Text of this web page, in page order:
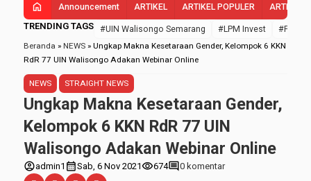
home Announcement ARTIKEL ARTIKEL POPULER ARTIKEL
TRENDING TAGS #UIN Walisongo Semarang #LPM Invest
#FEBI
Beranda » NEWS » Ungkap Makna Kesetaraan Gender, Kelompok 6 KKN
RdR 77 UIN Walisongo Adakan Webinar Online
NEWS STRAIGHT NEWS
Ungkap Makna Kesetaraan Gender,
Kelompok 6 KKN RdR 77 UIN
Walisongo Adakan Webinar Online
account_circleadmin1 calendar_monthSab, 6 Nov 2021visibility674comment0 komentar